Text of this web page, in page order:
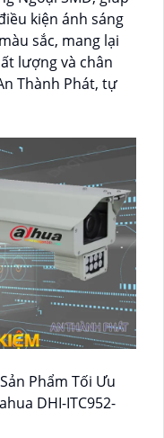
kiện ánh sáng
sắc, mang lại
lượng và chân
Thành Phát, tự
Phẩm Tối Ưu
DHI-ITC952-